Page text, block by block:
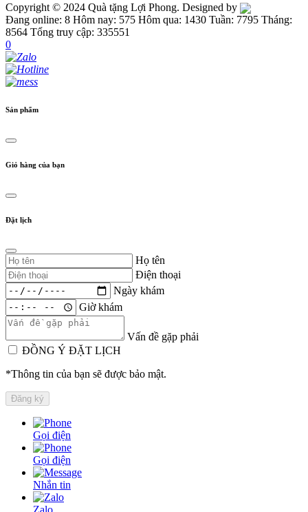
Copyright © 2024 Quà tặng Lợi Phong. Designed by
Đang online: 8 Hôm nay: 575 Hôm qua: 1430 Tuần: 7795 Tháng:
8564 Tổng truy cập: 335551
0
Sản phẩm
Giỏ hàng của bạn
Đặt lịch
Họ tên
Điện thoại
Ngày khám
Giờ khám
Vấn đề gặp phải
ĐỒNG Ý ĐẶT LỊCH
*Thông tin của bạn sẽ được bảo mật.
Gọi điện
Gọi điện
Nhắn tin
Zalo